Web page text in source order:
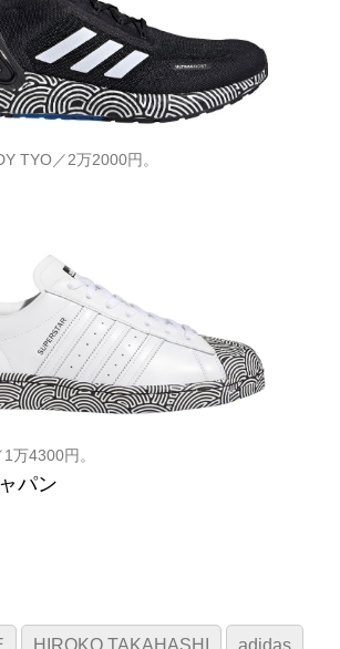
TYO／2万2000円。
万4300円。
パン
HIROKO TAKAHASHI adidas